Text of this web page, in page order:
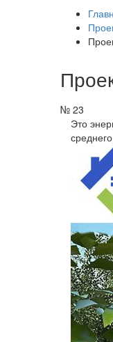
№ 23
Это